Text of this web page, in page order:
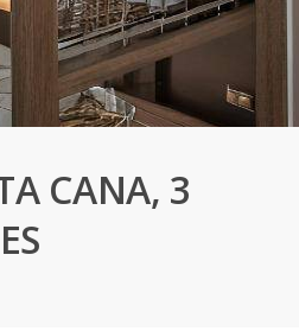
CANA, 3